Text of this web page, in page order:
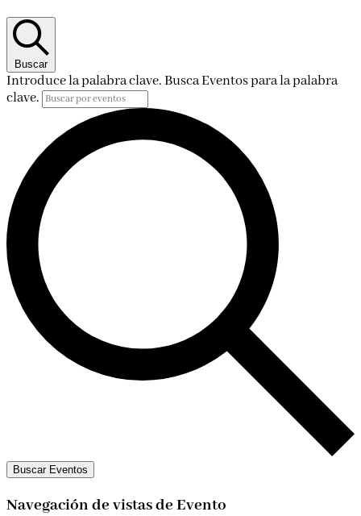
Buscar
Introduce la palabra clave. Busca Eventos para la palabra
clave.
Buscar Eventos
Navegación de vistas de Evento